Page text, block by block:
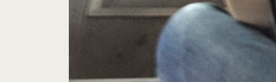
City
Card</span>